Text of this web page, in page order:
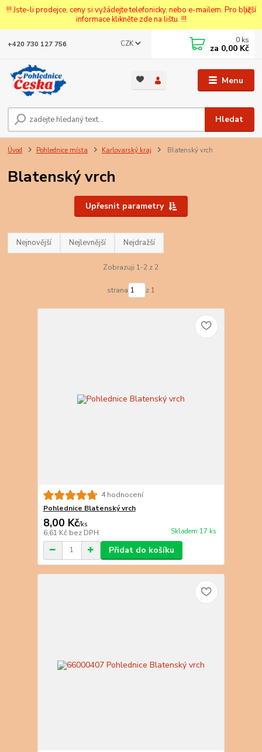
!!! Jste-li prodejce, ceny si vyžádejte telefonicky, nebo e-mailem. Pro bližší
informace klikněte zde na lištu. !!!
Menu
CZK
Hledat
+420 730 127 756 0 ks
za 0,00 Kč
Úvod Pohlednice místa Karlovarský kraj Blatenský vrch
Blatenský vrch
Upřesnit parametry
Nejnovější Nejlevnější Nejdražší
Zobrazuji 1-2 z 2
strana z 1
4 hodnocení
Pohlednice Blatenský vrch
8,00 Kč/ks
6,61 Kč bez DPH Skladem 17 ks
Přidat do košíku